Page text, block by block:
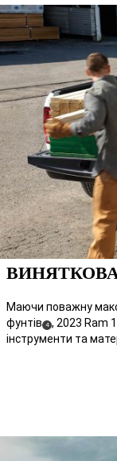
Маючи поважну
фунтів ( Disclosure
4) , 2023 Ram
інструменти та